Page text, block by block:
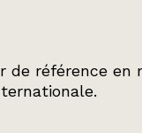
de référence en